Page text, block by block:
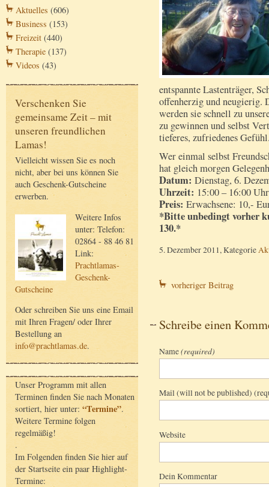
Aktuelles (606)
Business (153)
Freizeit (440)
Therapie (137)
Videos (43)
Verschenken Sie
gemeinsame Zeit – mit
unseren freundlichen
Lamas!
Vielleicht wissen Sie es noch
nicht, aber bei uns können Sie
auch Geschenk-Gutscheine
erwerben.
Weitere Infos
unter: Telefon:
02864 - 88 46 81
Link:
Prachtlamas-
Geschenk-
Gutscheine
Oder schreiben Sie uns eine Email
mit Ihren Fragen/ oder Ihrer
Bestellung an
info@prachtlamas.de.
Unser Programm mit allen
Terminen finden Sie nach Monaten
sortiert, hier unter: “Termine”.
Weitere Termine folgen
regelmäßig!
.
Im Folgenden finden Sie hier auf
der Startseite ein paar Highlight-
Termine:
entspannte Lastenträger,
offenherzig und
werden sie schnell zu
zu gewinnen und selbst
tieferes, zufriedenes
Wer einmal selbst
hat gleich morgen
Datum: Dienstag, 6.
Uhrzeit: 15:00 – 16:00 Uhr
Preis: Erwachsene: 10,-
*Bitte unbedingt vorher
130.*
5. Dezember 2011, Kategorie
vorheriger Beitrag
Schreibe einen
Name(required)
Mail (will not be published)
Website
Dein Kommentar